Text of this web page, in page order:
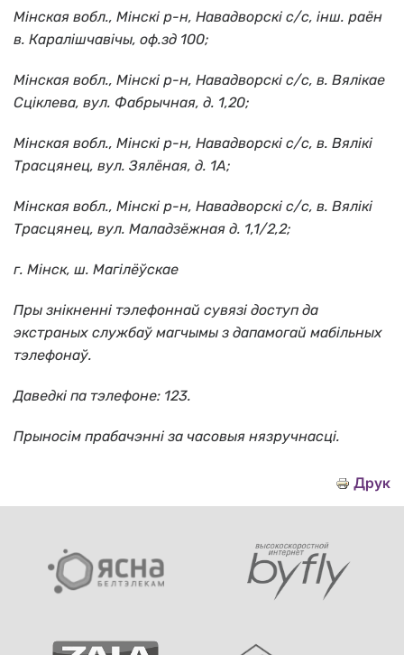
Мінская вобл., Мінскі р-н, Навадворскі с/c, інш. раён
в. Каралішчавічы, оф.зд 100;
Мінская вобл., Мінскі р-н, Навадворскі с/c, в. Вялікае
Сціклева, вул. Фабрычная, д. 1,20;
Мінская вобл., Мінскі р-н, Навадворскі с/c, в. Вялікі
Трасцянец, вул. Зялёная, д. 1А;
Мінская вобл., Мінскі р-н, Навадворскі с/c, в. Вялікі
Трасцянец, вул. Маладзёжная д. 1,1/2,2;
г. Мінск, ш. Магілёўскае
Пры знікненні тэлефоннай сувязі доступ да
экстраных службаў магчымы з дапамогай мабільных
тэлефонаў.
Даведкі па тэлефоне: 123.
Прыносім прабачэнні за часовыя нязручнасці.
Друк